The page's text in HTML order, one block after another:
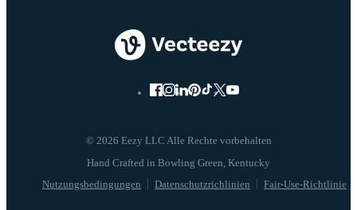
© 2026 Eezy LLC Alle Rechte vorbehalten
Nutzungsbedingungen Datenschutzrichlinien Fair-Use-Richtlinie